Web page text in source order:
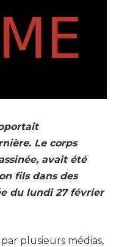
Le corps
avait été
fils dans des
du lundi 27 février
plusieurs médias,